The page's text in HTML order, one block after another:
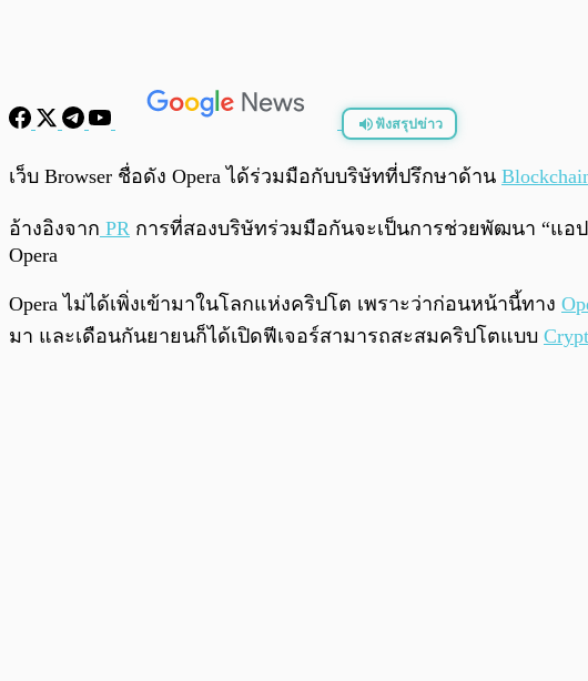
ฟังสรุปข่าว
เว็บ Browser ชื่อดัง Opera ได้ร่วมมือกับบริษัทที่ปรึกษาด้าน
อ้างอิงจาก PR การที่สองบริษัทร่วมมือกันจะเป็นการช่วยพัฒนา “แอป
Opera
Opera ไม่ได้เพิ่งเข้ามาในโลกแห่งคริปโต เพราะว่าก่อนหน้านี้ทาง
มา และเดือนกันยายนก็ได้เปิดฟีเจอร์สามารถสะสมคริปโตแบบ